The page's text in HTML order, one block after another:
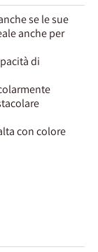
se le sue
anche per
di
con colore